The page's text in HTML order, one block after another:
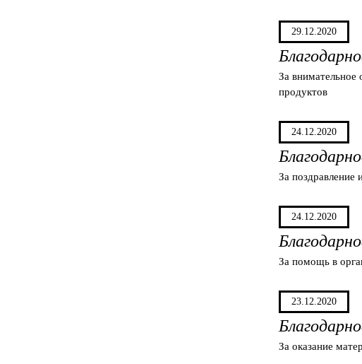
29.12.2020
За внимательное
продуктов
24.12.2020
За
24.12.2020
За помощь в
23.12.2020
За оказание